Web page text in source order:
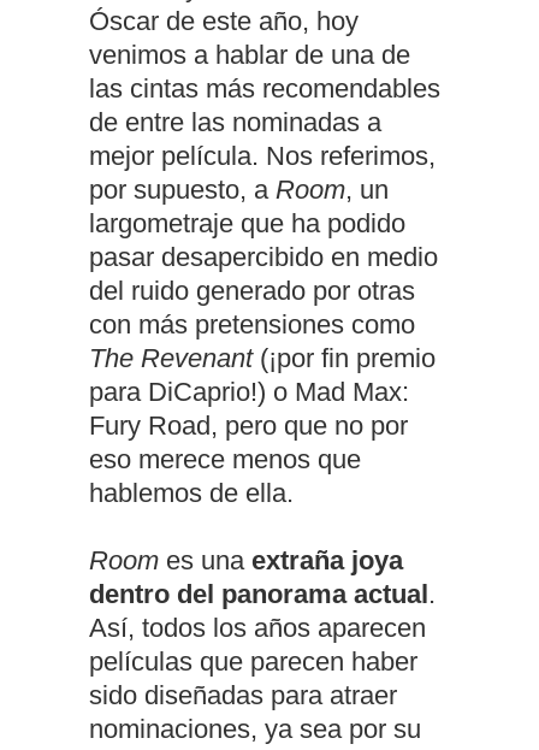
Óscar de este año, hoy
venimos a hablar de una de
las cintas más recomendables
de entre las nominadas a
mejor película. Nos referimos,
por supuesto, a Room, un
largometraje que ha podido
pasar desapercibido en medio
del ruido generado por otras
con más pretensiones como
The Revenant(¡por fin premio
para DiCaprio!) o Mad Max:
Fury Road, pero que no por
eso merece menos que
hablemos de ella.
Room es una extraña joya
dentro del panorama actual .
Así, todos los años aparecen
películas que parecen haber
sido diseñadas para atraer
nominaciones, ya sea por su